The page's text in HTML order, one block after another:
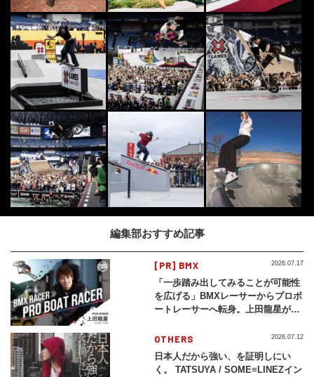
編集部おすすめ記事
[PR] BMX
「一歩踏み出してみることが可能性
を広げる」BMXレーサーからプロボ
ートレーサーへ転身。上田龍星が体
2026.07.17
OTHERS
日本人だから強い、を証明しにい
く。 TATSUYA / SOME≡LINEZイン
2026.07.12